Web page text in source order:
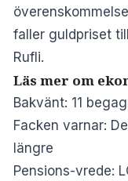
faller guldpriset
Rufli.
Läs mer om
Bakvänt: 11
Facken varnar:
längre
Pensions-vrede: